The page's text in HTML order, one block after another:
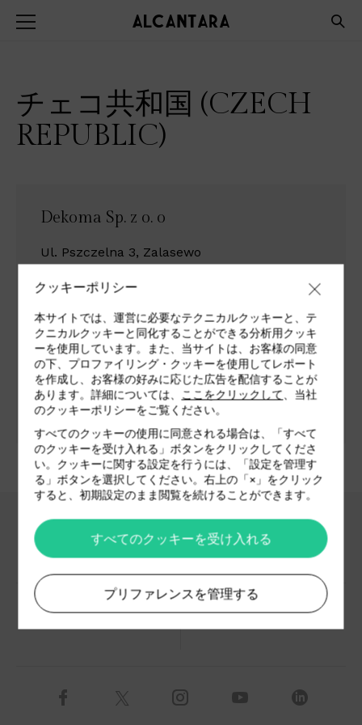
チェコ共和国 (CZECH
REPUBLIC)
Dekoma Sp. z o. o
Ul. Pszczelna 3, Zalasewo
Poland
Tel +48 61 817 31 44
Emailoffice@dekoma.eu
Websitewww.dekoma.eu
ダウンロードコーナー 採用情報
代理店 お問い合わせ
クッキーポリシー
本サイトでは、運営に必要なテクニカルクッキーと、テ
クニカルクッキーと同化することができる分析用クッキ
ーを使用しています。また、当サイトは、お客様の同意
の下、プロファイリング・クッキーを使用してレポート
を作成し、お客様の好みに応じた広告を配信することが
あります。詳細については、
ここをクリックして 、当社
のクッキーポリシーをご覧ください。
すべてのクッキーの使用に同意される場合は、「すべて
のクッキーを受け入れる」ボタンをクリックしてくださ
い。クッキーに関する設定を行うには、「設定を管理す
る」ボタンを選択してください。右上の「×」をクリック
すると、初期設定のまま閲覧を続けることができます。
すべてのクッキーを受け入れる
プリファレンスを管理する